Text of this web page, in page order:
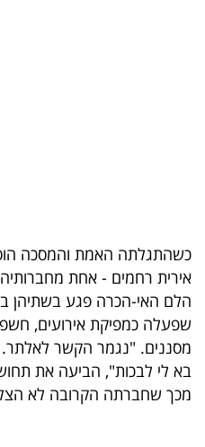
40
UNDER
40
שיתופי
פעולה
כשהתגלתה האמת והמסכה
אירית רחמים - אחת
הלם האי-הכרה פגע בשתיהן
שפעלה כמפיקת אירועים,
מסננים. "נגמר הקשר
בא לי לבכות", הביעה את
מכך שחברתה הקרובה לא